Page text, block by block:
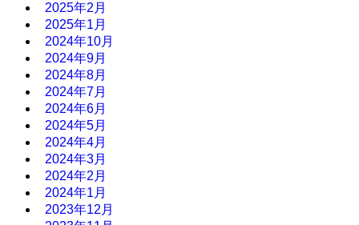
2025年2月
2025年1月
2024年10月
2024年9月
2024年8月
2024年7月
2024年6月
2024年5月
2024年4月
2024年3月
2024年2月
2024年1月
2023年12月